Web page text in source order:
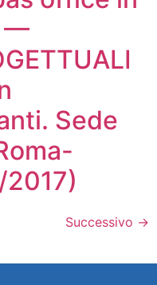
—
Sede
Successivo →